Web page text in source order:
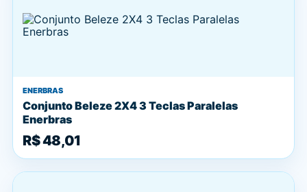
ENERBRAS
Conjunto Beleze 2X4 3 Teclas Paralelas
Enerbras
R$ 48,01